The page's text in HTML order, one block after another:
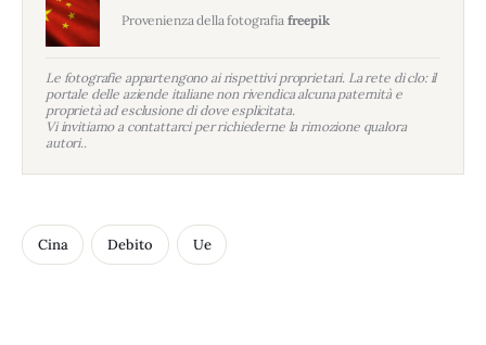
Provenienza della fotografia freepik
Le fotografie appartengono ai rispettivi proprietari. La rete di clo: il
portale delle aziende italiane non rivendica alcuna paternità e
proprietà ad esclusione di dove esplicitata.
Vi invitiamo a contattarci per richiederne la rimozione qualora
autori..
Cina Debito Ue